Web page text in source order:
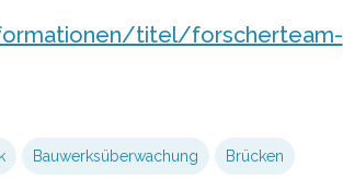
titel/forscherteam-
Bauwerksüberwachung Brücken